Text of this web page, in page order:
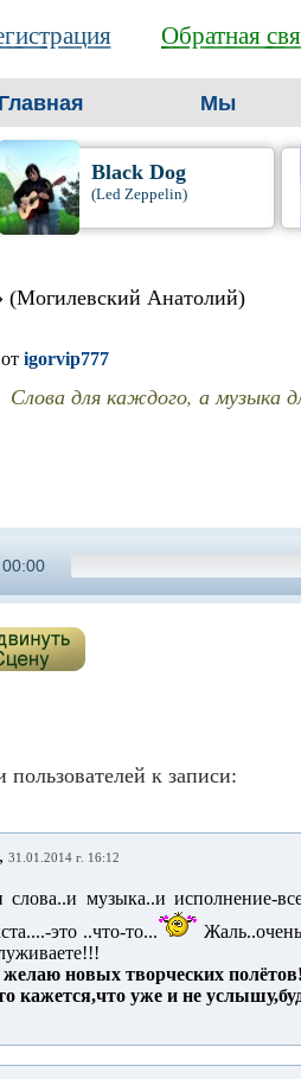
Обратная
Главная Мы
Black Dog
(Led Zeppelin)
(Могилевский Анатолий)
igorvip777
Слова для каждого, а музыка
00:00
к записи:
31.01.2014 г. 16:12
слова..и музыка..и исполнение-
это ..что-то...
новых творческих
кажется,что уже и не